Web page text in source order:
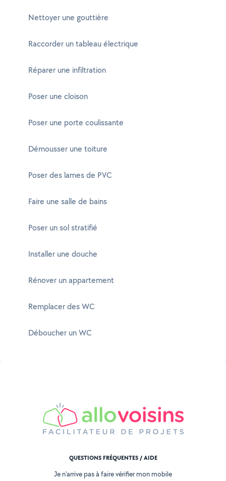
Nettoyer une gouttière
Raccorder un tableau électrique
Réparer une infiltration
Poser une cloison
Poser une porte coulissante
Démousser une toiture
Poser des lames de PVC
Faire une salle de bains
Poser un sol stratifié
Installer une douche
Rénover un appartement
Remplacer des WC
Déboucher un WC
QUESTIONS FRÉQUENTES / AIDE
Je n'arrive pas à faire vérifier mon mobile